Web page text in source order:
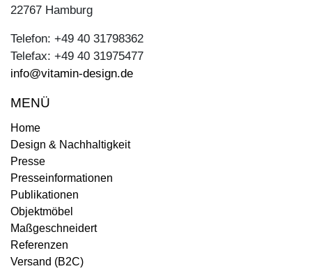
22767 Hamburg
Telefon: +49 40 31798362
Telefax: +49 40 31975477
info@vitamin-design.de
MENÜ
Home
Design & Nachhaltigkeit
Presse
Presseinformationen
Publikationen
Objektmöbel
Maßgeschneidert
Referenzen
Versand (B2C)